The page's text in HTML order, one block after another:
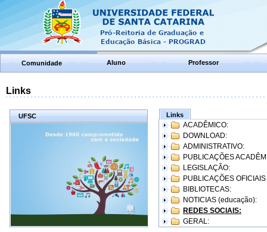
Comunidade Aluno Professor
Links
UFSC Links
ACADÊMICO:
DOWNLOAD:
ADMINISTRATIVO:
PUBLICAÇÕES
LEGISLAÇÃO:
PUBLICAÇÕES
BIBLIOTECAS:
NOTICIAS (educação):
REDES SOCIAIS:
GERAL: